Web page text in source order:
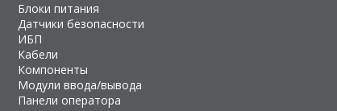
Блоки питания
Датчики безопасности
ИБП
Кабели
Компоненты
Модули ввода/вывода
Панели оператора